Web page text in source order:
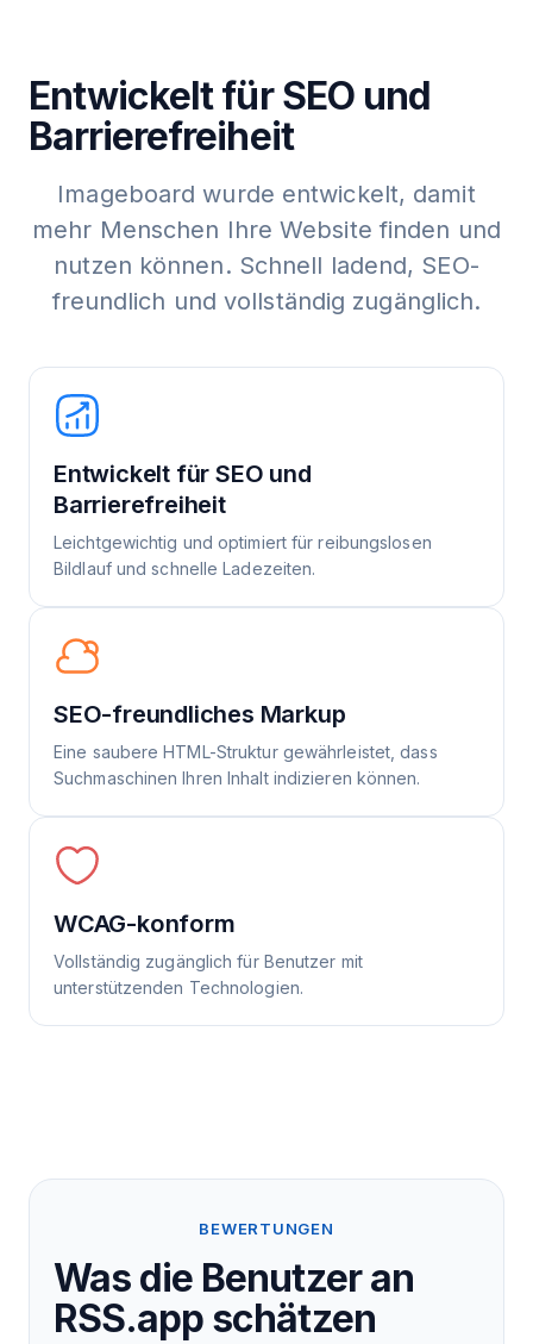
Entwickelt für SEO und
Barrierefreiheit
Imageboard wurde entwickelt, damit
mehr Menschen Ihre Website finden und
nutzen können. Schnell ladend, SEO-
freundlich und vollständig zugänglich.
Entwickelt für SEO und
Barrierefreiheit
Leichtgewichtig und optimiert für reibungslosen
Bildlauf und schnelle Ladezeiten.
SEO-freundliches Markup
Eine saubere HTML-Struktur gewährleistet, dass
Suchmaschinen Ihren Inhalt indizieren können.
WCAG-konform
Vollständig zugänglich für Benutzer mit
unterstützenden Technologien.
BEWERTUNGEN
Was die Benutzer an
RSS.app schätzen